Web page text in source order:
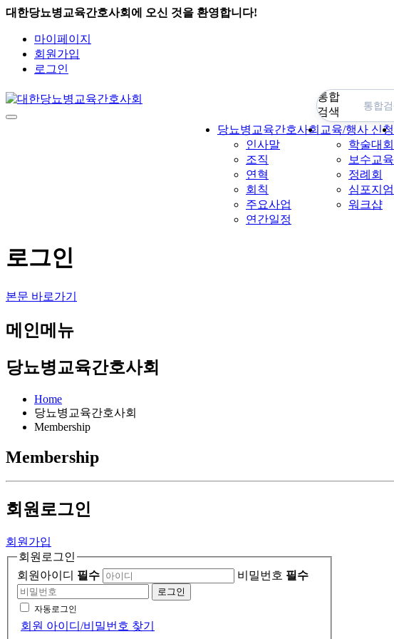
대한당뇨병교육간호사회에 오신 것을 환영합니다!
마이페이지
회원가입
로그인
통합
검색
당뇨병교육간호사회
인사말
조직
연혁
회칙
주요사업
연간일정
교육/행사 신청
학술대회
보수교육
정례회
심포지엄
워크샵
로그인
본문 바로가기
메인메뉴
당뇨병교육간호사회
Home
당뇨병교육간호사회
Membership
Membership
회원 로그인
회원가입
회원로그인
회원아이디 필수 비밀번호 필수
로그인
자동로그인
회원 아이디/비밀번호 찾기